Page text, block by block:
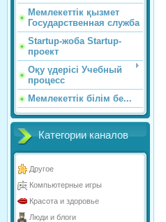
Мемлекеттік қызмет
Государственная служба
Startup-жоба Startup-
проект
Оқу үдерісі Учебный
процесс
Мемлекеттік білім бе...
Категории каналов
Другое
Компьютерные игры
Красота и здоровье
Люди и блоги